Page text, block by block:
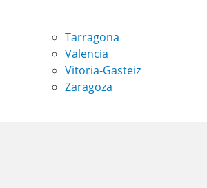
Tarragona
Valencia
Vitoria-Gasteiz
Zaragoza